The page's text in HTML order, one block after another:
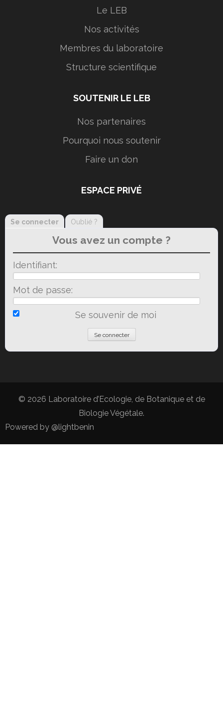
Le LEB
Nos activités
Membres du laboratoire
Structure scientifique
SOUTENIR LE LEB
Nos partenaires
Pourquoi nous soutenir
Faire un don
ESPACE PRIVÉ
Se connecter Oublié ?
Vous avez un compte ?
Identifiant:
Mot de passe:
Se souvenir de moi
© 2026 Laboratoire d’Ecologie, de Botanique et de
Biologie Végétale.
Powered by @lightbenin